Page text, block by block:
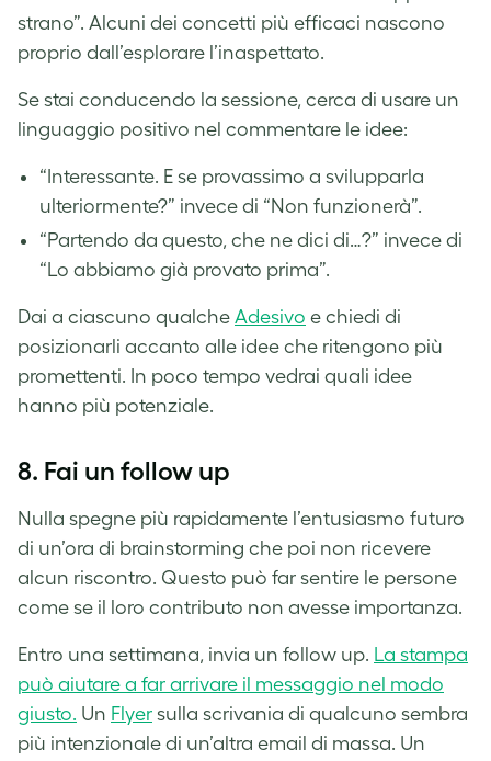
strano”. Alcuni dei concetti più efficaci nascono
proprio dall’esplorare l’inaspettato.
Se stai conducendo la sessione, cerca di usare un
linguaggio positivo nel commentare le idee:
“Interessante. E se provassimo a svilupparla
ulteriormente?” invece di “Non funzionerà”.
“Partendo da questo, che ne dici di…?” invece di
“Lo abbiamo già provato prima”.
Dai a ciascuno qualche Adesivo e chiedi di
posizionarli accanto alle idee che ritengono più
promettenti. In poco tempo vedrai quali idee
hanno più potenziale.
8. Fai un follow up
Nulla spegne più rapidamente l’entusiasmo futuro
di un’ora di brainstorming che poi non ricevere
alcun riscontro. Questo può far sentire le persone
come se il loro contributo non avesse importanza.
Entro una settimana, invia un follow up. La stampa
può aiutare a far arrivare il messaggio nel modo
giusto. Un Flyer sulla scrivania di qualcuno sembra
più intenzionale di un’altra email di massa. Un